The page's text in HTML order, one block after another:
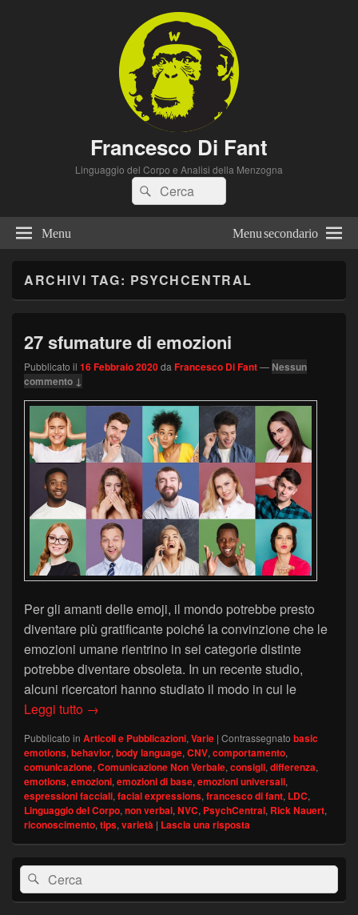
Francesco Di Fant
Linguaggio del Corpo e Analisi della Menzogna
Cerca:Cerca
Menu Menu secondario
ARCHIVI TAG: PSYCHCENTRAL
27 sfumature di emozioni
Pubblicato il 16 Febbraio 2020da Francesco Di Fant— Nessun
commento ↓
Per gli amanti delle emoji, il mondo potrebbe presto
diventare più gratificante poiché la convinzione che le
emozioni umane rientrino in sei categorie distinte
potrebbe diventare obsoleta. In un recente studio,
alcuni ricercatori hanno studiato il modo in cui le
Leggi tutto 27 sfumature di emozioni
→
Pubblicato in Articoli e Pubblicazioni, Varie | Contrassegnato basic
emotions, behavior, body language, CNV, comportamento,
comunicazione, Comunicazione Non Verbale, consigli, differenza,
emotions, emozioni, emozioni di base, emozioni universali,
espressioni facciali, facial expressions, francesco di fant, LDC,
Linguaggio del Corpo, non verbal, NVC, PsychCentral, Rick Nauert,
riconoscimento, tips, varietà | Lascia una risposta
Area
widget
barra
laterale
Cerca:Cerca